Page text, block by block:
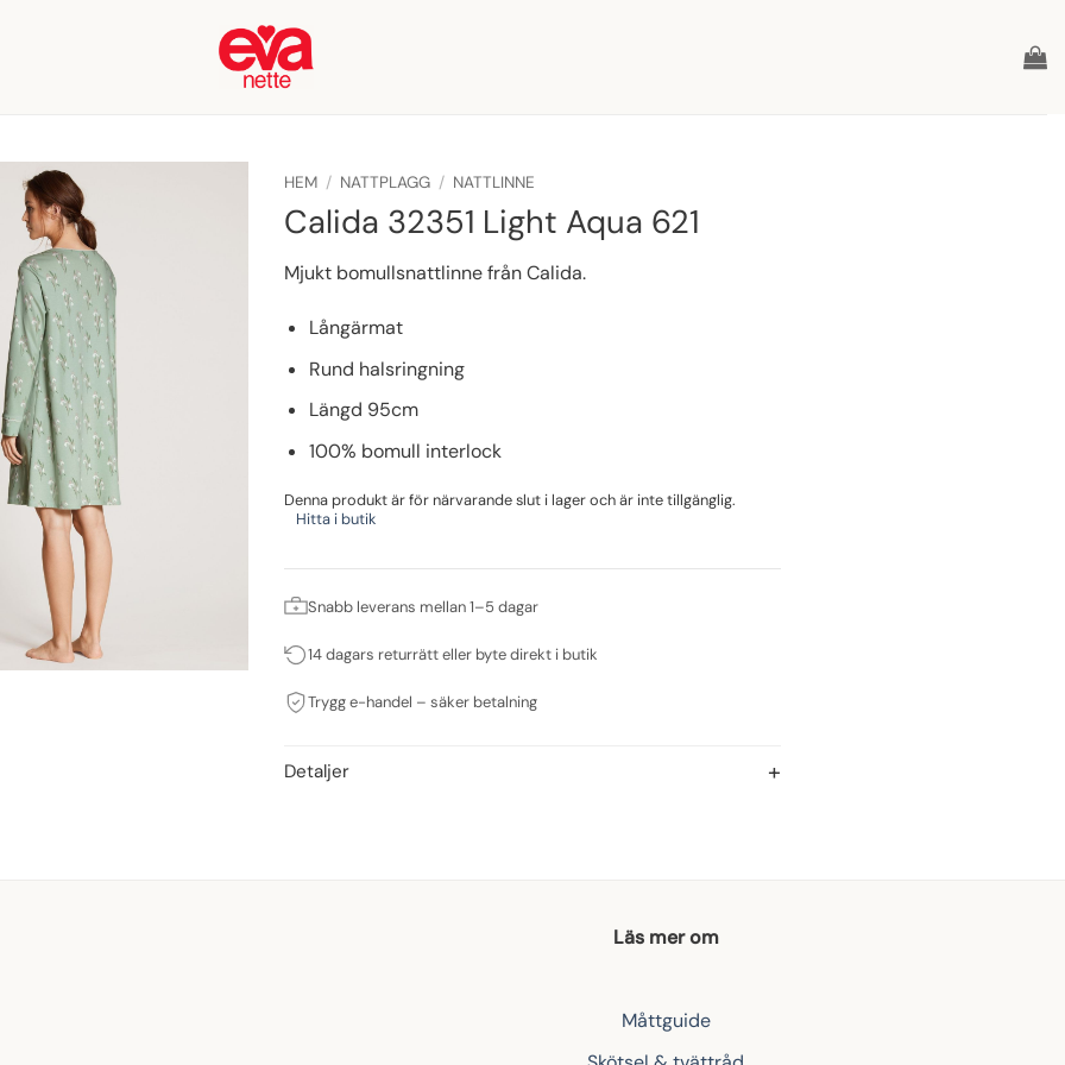
HEM / NATTPLAGG / NATTLINNE
Calida 32351 Light Aqua 621
Mjukt bomullsnattlinne från Calida.
Långärmat
Rund halsringning
Längd 95cm
100% bomull interlock
Denna produkt är för närvarande slut i lager och är inte tillgänglig.
Hitta i butik
Snabb leverans mellan 1–5 dagar
14 dagars returrätt eller byte direkt i butik
Trygg e-handel – säker betalning
Detaljer
Läs mer om
Måttguide